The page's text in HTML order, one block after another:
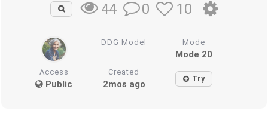
44 0 10
DDG Model Mode
Mode 20
Access
Public
Created
2mos ago Try